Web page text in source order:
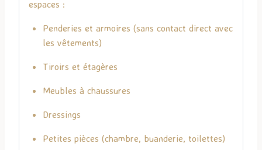
espaces :
Penderies et armoires (sans contact direct avec
les vêtements)
Tiroirs et étagères
Meubles à chaussures
Dressings
Petites pièces (chambre, buanderie, toilettes)